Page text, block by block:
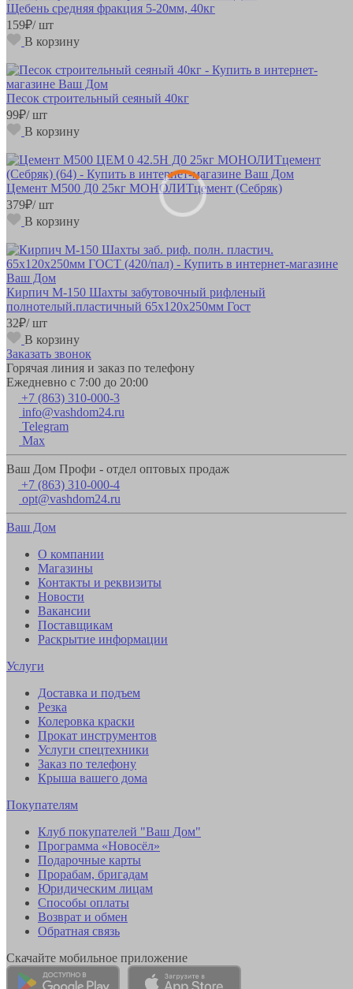
Щебень средняя фракция 5-20мм, 40кг
159₽/ шт
В корзину
Песок строительный сеяный 40кг
99₽/ шт
В корзину
Цемент М500 Д0 25кг МОНОЛИТцемент (Себряк)
379₽/ шт
В корзину
Кирпич М-150 Шахты забутовочный рифленый
полнотелый.пластичный 65х120х250мм Гост
32₽/ шт
В корзину
Заказать звонок
Горячая линия и заказ по телефону
Ежедневно с 7:00 до 20:00
+7 (863) 310-000-3
info@vashdom24.ru
Telegram
Max
Ваш Дом Профи - отдел оптовых продаж
+7 (863) 310-000-4
opt@vashdom24.ru
Ваш Дом
О компании
Магазины
Контакты и реквизиты
Новости
Вакансии
Поставщикам
Раскрытие информации
Услуги
Доставка и подъем
Резка
Колеровка краски
Прокат инструментов
Услуги спецтехники
Заказ по телефону
Крыша вашего дома
Покупателям
Клуб покупателей "Ваш Дом"
Программа «Новосёл»
Подарочные карты
Прорабам, бригадам
Юридическим лицам
Способы оплаты
Возврат и обмен
Обратная связь
Скачайте мобильное приложение